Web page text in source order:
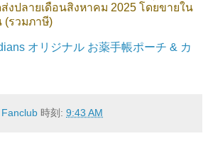
งปลายเดือนสิงหาคม 2025 โดยขายใน
(รวมภาษี)
オリジナル お薬手帳ポーチ & カ
時刻: 9:43 AM